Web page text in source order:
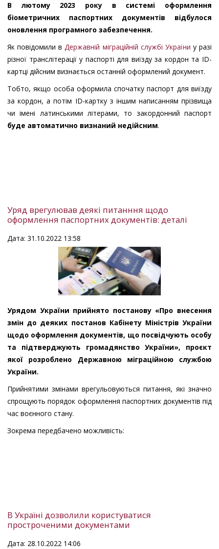
В лютому 2023 року в системі оформлення
біометричних паспортних документів відбулося
оновлення програмного забезпечення.
Як повідомили вДержавній міграційній службі України у разі
різної транслітерації у паспорті для виїзду за кордон та ID-
картці дійсним визнається останній оформлений документ.
Тобто, якщо особа оформила спочатку паспорт для виїзду
за кордон, а потім ID-картку з іншим написанням прізвища
чи імені латинськими літерами, то закордонний паспорт
буде автоматично визнаний недійсним.
Уряд врегулював деякі питанння щодо
оформлення паспортних документів: деталі
Дата: 31.10.2022 13:58
Урядом України прийнято постанову «Про внесення
змін до деяких постанов Кабінету Міністрів України
щодо оформлення документів, що посвідчують особу
та підтверджують громадянство України», проєкт
якої розроблено Державною міграційною службою
України.
Прийнятими змінами врегульовуються питання, які значно
спрощують порядок оформлення паспортних документів під
час воєнного стану.
Зокрема передбачено можливість:
В Україні дозволили користуватися
простроченими документами
Дата: 28.10.2022 14:06